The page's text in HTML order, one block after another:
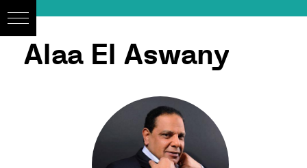
Alaa El Aswany